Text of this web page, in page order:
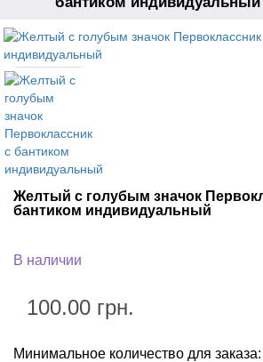
Производитель
Значки выпускникам
Желтый с голубым значок
бантиком индивидуальный
В наличии
100.00 грн.
Минимальное количество для